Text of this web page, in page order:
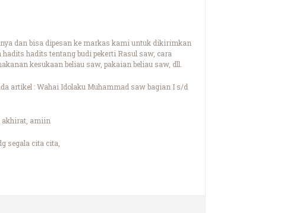
dan bisa dipesan ke markas kami untuk dikirimkan
hadits tentang budi pekerti Rasul saw, cara
kesukaan beliau saw, pakaian beliau saw, dll.
artikel : Wahai Idolaku Muhammad saw bagian I s/d
akhirat, amiin
segala cita cita,